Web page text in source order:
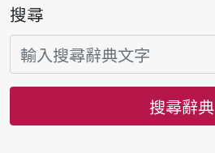
搜尋
搜尋辭典